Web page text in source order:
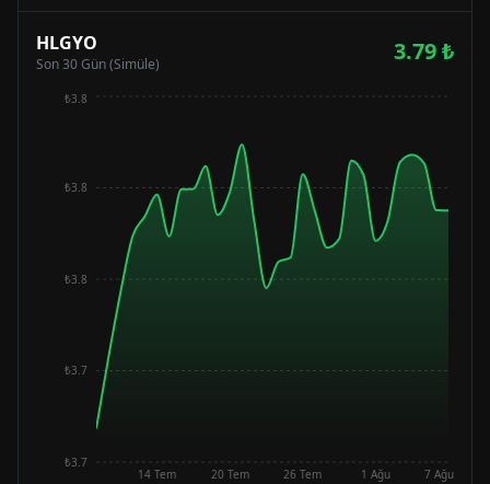
HLGYO
Son 30 Gün (Simüle) 3.79₺
14 Tem 20 Tem 26 Tem 1 Ağu 7 Ağu
₺3.7
₺3.7
₺3.8
₺3.8
₺3.8